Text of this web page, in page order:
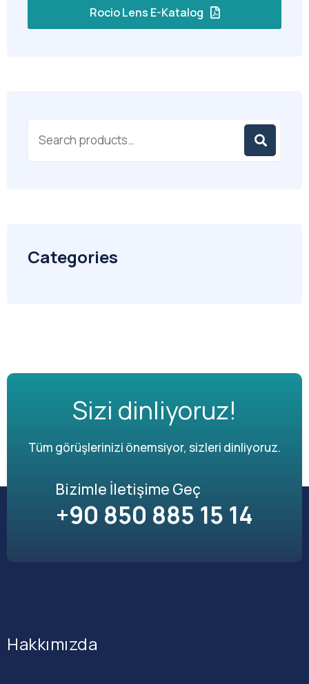
Rocio Lens E-Katalog
Categories
Sizi dinliyoruz!
Tüm görüşlerinizi önemsiyor, sizleri dinliyoruz.
Bizimle İletişime Geç
+90 850 885 15 14
Hakkımızda